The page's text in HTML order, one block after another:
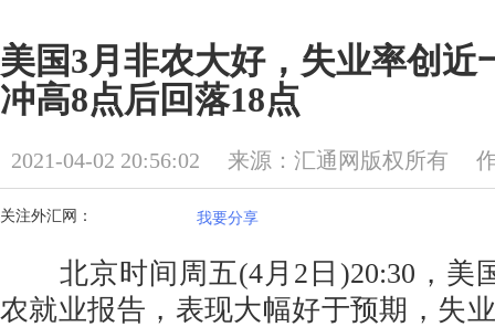
美国3月非农大好，失业率创近
冲高8点后回落18点
2021-04-02 20:56:02 来源：汇通网版权所有
关注外汇网： 我要分享
北京时间周五(4月2日)20:30，美
农就业报告，表现大幅好于预期，失